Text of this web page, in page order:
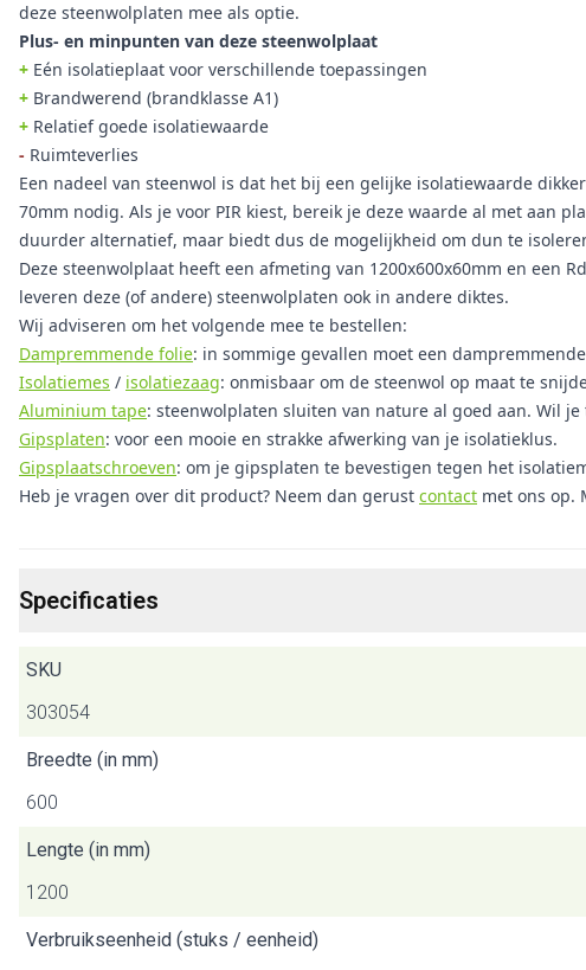
deze steenwolplaten mee als optie.
Plus- en minpunten van deze steenwolplaat
+ Eén isolatieplaat voor verschillende toepassingen
+ Brandwerend (brandklasse A1)
+ Relatief goede isolatiewaarde
- Ruimteverlies
Een nadeel van steenwol is dat het bij een gelijke isolatiewaarde
70mm nodig. Als je voor PIR kiest, bereik je deze waarde al met aan
duurder alternatief, maar biedt dus de mogelijkheid om dun te
Deze steenwolplaat heeft een afmeting van 1200x600x60mm en een
leveren deze (of andere) steenwolplaten ook in andere diktes.
Wij adviseren om het volgende mee te bestellen:
Dampremmende folie: in sommige gevallen moet een
Isolatiemes / isolatiezaag: onmisbaar om de steenwol op maat te
Aluminium tape: steenwolplaten sluiten van nature al goed aan. Wil
Gipsplaten: voor een mooie en strakke afwerking van je isolatieklus.
Gipsplaatschroeven: om je gipsplaten te bevestigen tegen het
Heb je vragen over dit product? Neem dan gerust contact met ons op.
Specificaties
SKU
303054
Breedte (in mm)
600
Lengte (in mm)
1200
Verbruikseenheid (stuks / eenheid)